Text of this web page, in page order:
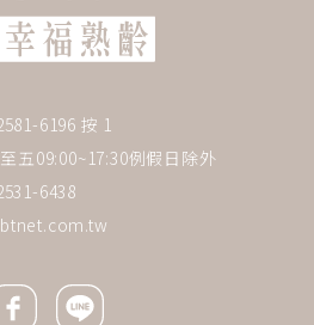
6196 按 1
五09:00~17:30例假日除外
6438
icon
Line icon